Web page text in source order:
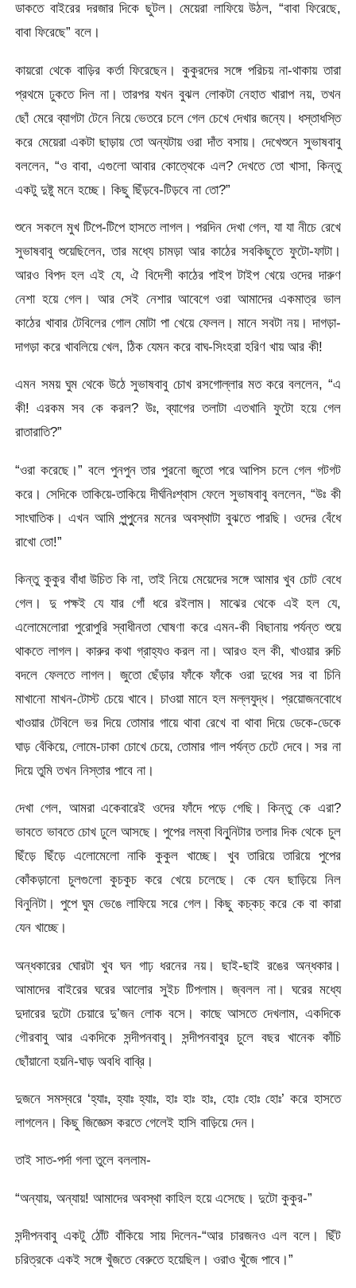
ডাকতে বাইরের দরজার দিকে ছুটল। মেয়েরা লাফিয়ে উঠল, “বাবা ফিরেছে,
বাবা ফিরেছে” বলে।
কায়রো থেকে বাড়ির কর্তা ফিরেছেন। কুকুরদের সঙ্গে পরিচয় না-থাকায় তারা
প্রথমে ঢুকতে দিল না। তারপর যখন বুঝল লোকটা নেহাত খারাপ নয়, তখন
ছোঁ মেরে ব্যাগটা টেনে নিয়ে ভেতরে চলে গেল চেখে দেখার জন্যে। ধস্তাধস্তি
করে মেয়েরা একটা ছাড়ায় তো অন্যটায় ওরা দাঁত বসায়। দেখেশুনে সুভাষবাবু
বললেন, “ও বাবা, এগুলো আবার কোত্থেকে এল? দেখতে তো খাসা, কিন্তু
একটু দুষ্টু মনে হচ্ছে। কিছু ছিঁড়বে-টিড়বে না তো?”
শুনে সকলে মুখ টিপে-টিপে হাসতে লাগল। পরদিন দেখা গেল, যা যা নীচে রেখে
সুভাষবাবু শুয়েছিলেন, তার মধ্যে চামড়া আর কাঠের সবকিছুতে ফুটো-ফাটা।
আরও বিপদ হল এই যে, ঐ বিদেশী কাঠের পাইপ টাইপ খেয়ে ওদের দারুণ
নেশা হয়ে গেল। আর সেই নেশার আবেগে ওরা আমাদের একমাত্র ভাল
কাঠের খাবার টেবিলের গোল মোটা পা খেয়ে ফেলল। মানে সবটা নয়। দাগড়া-
দাগড়া করে খাবলিয়ে খেল, ঠিক যেমন করে বাঘ-সিংহরা হরিণ খায় আর কী!
এমন সময় ঘুম থেকে উঠে সুভাষবাবু চোখ রসগোল্লার মত করে বললেন, “এ
কী! এরকম সব কে করল? উঃ, ব্যাগের তলাটা এতখানি ফুটো হয়ে গেল
রাতারাতি?”
“ওরা করেছে।” বলে পুনপুন তার পুরনো জুতো পরে আপিস চলে গেল গটগট
করে। সেদিকে তাকিয়ে-তাকিয়ে দীর্ঘনিঃশ্বাস ফেলে সুভাষবাবু বললেন, “উঃ কী
সাংঘাতিক। এখন আমি পুন্পুুনের মনের অবস্থাটা বুঝতে পারছি। ওদের বেঁধে
রাখো তো!”
কিন্তু কুকুর বাঁধা উচিত কি না, তাই নিয়ে মেয়েদের সঙ্গে আমার খুব চোট বেধে
গেল। দু পক্ষই যে যার গোঁ ধরে রইলাম। মাঝের থেকে এই হল যে,
এলোমেলোরা পুরোপুরি স্বাধীনতা ঘোষণা করে এমন-কী বিছানায় পর্যন্ত শুয়ে
থাকতে লাগল। কারুর কথা গ্রাহ্যও করল না। আরও হল কী, খাওয়ার রুচি
বদলে ফেলতে লাগল। জুতো ছেঁড়ার ফাঁকে ফাঁকে ওরা দুধের সর বা চিনি
মাখানো মাখন-টোস্ট চেয়ে খাবে। চাওয়া মানে হল মল্লযুদ্ধ। প্রয়োজনবোধে
খাওয়ার টেবিলে ভর দিয়ে তোমার গায়ে থাবা রেখে বা থাবা দিয়ে ডেকে-ডেকে
ঘাড় বেঁকিয়ে, লোমে-ঢাকা চোখে চেয়ে, তোমার গাল পর্যন্ত চেটে দেবে। সর না
দিয়ে তুমি তখন নিস্তার পাবে না।
দেখা গেল, আমরা একেবারেই ওদের ফাঁদে পড়ে গেছি। কিন্তু কে এরা?
ভাবতে ভাবতে চোখ ঢুলে আসছে। পুপের লম্বা বিনুুনিটার তলার দিক থেকে চুল
ছিঁড়ে ছিঁড়ে এলোমেলো নাকি কুকুল খাচ্ছে। খুব তারিয়ে তারিয়ে পুপের
কোঁকড়ানো চুলগুলো কুচকুচ করে খেয়ে চলেছে। কে যেন ছাড়িয়ে নিল
বিনুনিটা। পুপে ঘুম ভেঙে লাফিয়ে সরে গেল। কিছু কচ্কচ্ করে কে বা কারা
যেন খাচ্ছে।
অন্ধকারের ঘোরটা খুব ঘন গাঢ় ধরনের নয়। ছাই-ছাই রঙের অন্ধকার।
আমাদের বাইরের ঘরের আলোর সুইচ টিপলাম। জ্বলল না। ঘরের মধ্যে
দুদারের দুটো চেয়ারে দু’জন লোক বসে। কাছে আসতে দেখলাম, একদিকে
গৌরবাবু আর একদিকে সন্দীপনবাবু। সন্দীপনবাবুর চুলে বছর খানেক কাঁচি
ছোঁয়ানো হয়নি-ঘাড় অবধি বাব্রি।
দুজনে সমস্বরে ‘হ্যাঃ, হ্যাঃ হ্যাঃ, হাঃ হাঃ হাঃ, হোঃ হোঃ হোঃ’ করে হাসতে
লাগলেন। কিছু জিজ্ঞেস করতে গেলেই হাসি বাড়িয়ে দেন।
তাই সাত-পর্দা গলা তুলে বললাম-
“অন্যায়, অন্যায়! আমাদের অবস্থা কাহিল হয়ে এসেছে। দুটো কুকুর-”
সন্দীপনবাবু একটু ঠোঁট বাঁকিয়ে সায় দিলেন-“আর চারজনও এল বলে। ছিঁট
চরিত্রকে একই সঙ্গে খুঁজতে বেরুতে হয়েছিল। ওরাও খুঁজে পাবে।”